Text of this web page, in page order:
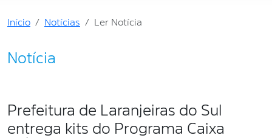
Início Notícias Ler Notícia
Notícia
Prefeitura de Laranjeiras do Sul
entrega kits do Programa Caixa